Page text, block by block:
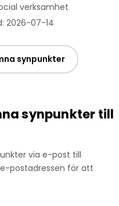
verksamhet
2026-07-14
synpunkter
synpunkter till
via e-post till
postadressen för att